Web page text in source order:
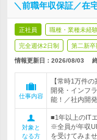
＼前職年収保証／在
正社員 職種・業種未経
完全週休2日制 第二新卒
情報更新日：2026/08/03
仕事内容
【常時1万件
開発・インフ
能！／社内開
対象と
なる方
■1年以上のIT
※全員が年収
を受けてみま